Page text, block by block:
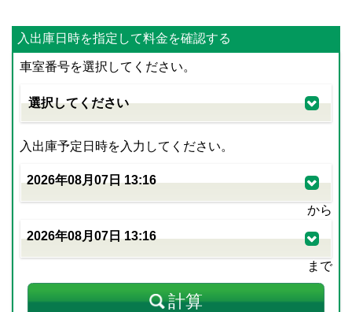
入出庫日時を指定して料金を確認する
車室番号を選択してください。
入出庫予定日時を入力してください。
から
まで
計算